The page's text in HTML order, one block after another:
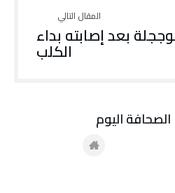
بعد إصابته بداء
الكلب